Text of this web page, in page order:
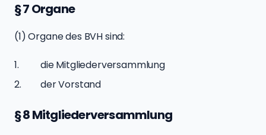
§ 7 Organe
(1) Organe des BVH sind:
die Mitgliederversammlung
der Vorstand
§ 8 Mitgliederversammlung